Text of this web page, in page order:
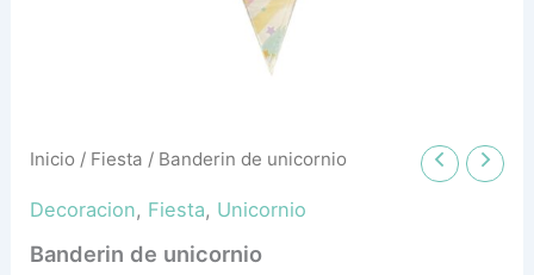
Inicio / Fiesta / Banderin de unicornio
Decoracion, Fiesta, Unicornio
Banderin de unicornio